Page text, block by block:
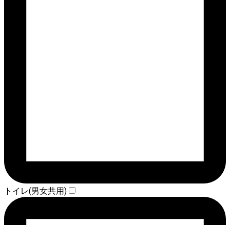
トイレ(男女共用)